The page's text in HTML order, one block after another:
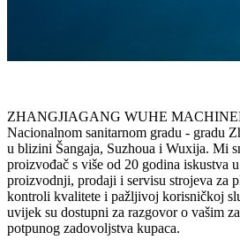
ZHANGJIAGANG WUHE
Nacionalnom sanitarnom gradu - gradu
u blizini Šangaja, Suzhoua i Wuxija. Mi
proizvođač s više od 20 godina iskustva
proizvodnji, prodaji i servisu strojeva za
kontroli kvalitete i pažljivoj korisničkoj
uvijek su dostupni za razgovor o vašim
potpunog zadovoljstva kupaca.